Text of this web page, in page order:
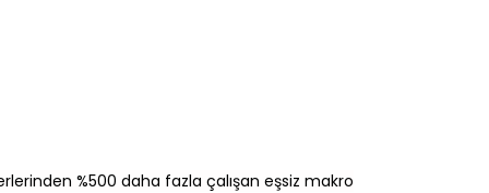
%500 daha fazla çalışan eşsiz makro